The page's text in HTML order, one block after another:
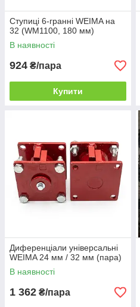
Ступиці 6-гранні WEIMA на
32 (WM1100, 180 мм)
В наявності
924 ₴/пара
Купити
Диференціали універсальні
WEIMA 24 мм / 32 мм (пара)
В наявності
1 362 ₴/пара